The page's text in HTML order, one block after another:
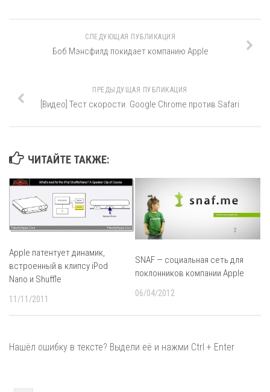
СЛЕДУЮЩАЯ ПУБЛИКАЦИЯ
Боб Мэнсфилд покидает компанию Apple
ПРЕДЫДУЩАЯ ПУБЛИКАЦИЯ
[Видео] Тест скорости. Google Chrome против Safari
ЧИТАЙТЕ ТАКЖЕ:
Apple патентует динамик,
встроенный в клипсу iPod
Nano и Shuffle
11/11/2011
SNAF — социальная сеть для
поклонников компании Apple
06/04/2012
Нашёл ошибку в тексте? Выдели её и нажми Ctrl + Enter